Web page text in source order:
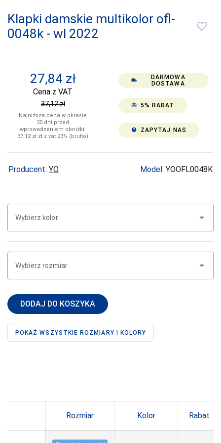
CERBER
COFASHION
COTONELLA
WORLD
DAREX
DOROTA
EGA
ELDAR
EMILI
FIORE
FUN-POL
Klapki damskie multikolor ofl-
0048k - wl 2022
favorite_border
27,84 zł
Cena z VAT
37,12zł
Najniższa cena w okresie
30 dni przed
wprowadzeniem obniżki:
37,12 zł zł z vat 23% (brutto)
local_shipping
DARMOWA
DOSTAWA
card_giftcard 5% RABAT
help ZAPYTAJ NAS
Producent: YO Model: YOOFL0048K
Wybierz kolor
Wybierz rozmiar
DODAJ DO KOSZYKA
POKAŻ WSZYSTKIE ROZMIARY I KOLORY
Rozmiar Kolor Rabat